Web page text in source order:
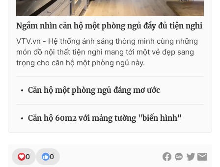
Ngắm nhìn căn hộ một phòng ngủ đầy đủ tiện nghi
VTV.vn - Hệ thống ánh sáng thông minh cùng những
món đồ nội thất tiện nghi mang tới một vẻ đẹp sang
trọng cho căn hộ một phòng ngủ này.
Căn hộ một phòng ngủ đáng mơ ước
Căn hộ 60m2 với mảng tường "biến hình"
0 0